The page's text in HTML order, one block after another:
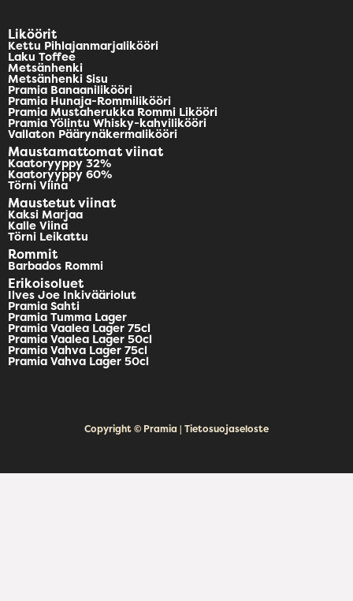
Liköörit
Kettu Pihlajanmarjalikööri
Laku Toffee
Metsänhenki
Metsänhenki Sisu
Pramia Banaanilikööri
Pramia Hunaja-Rommilikööri
Pramia Mustaherukka Rommi Likööri
Pramia Yölintu Whisky-kahvilikööri
Vallaton Päärynäkermalikööri
Maustamattomat viinat
Kaatoryyppy 32%
Kaatoryyppy 60%
Törni Viina
Maustetut viinat
Kaksi Marjaa
Kalle Viina
Törni Leikattu
Rommit
Barbados Rommi
Erikoisoluet
Ilves Joe Inkivääriolut
Pramia Sahti
Pramia Tumma Lager
Pramia Vaalea Lager 75cl
Pramia Vaalea Lager 50cl
Pramia Vahva Lager 75cl
Pramia Vahva Lager 50cl
Copyright © Pramia | Tietosuojaseloste